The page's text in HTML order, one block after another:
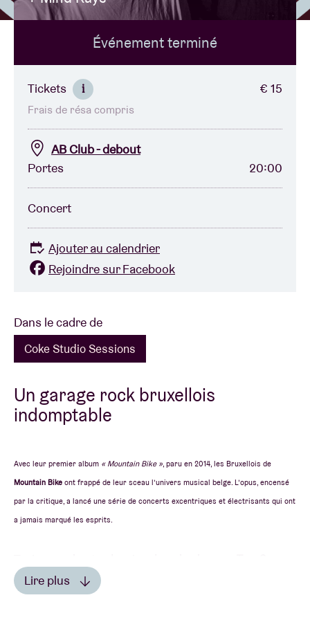
Location de salles
BRDCST
ABtv
Chèque-concert
À propos de l'AB
Contact
Dans le cadre de
Coke Studio Sessions
Un garage rock bruxellois
indomptable
Avec leur premier album « Mountain Bike », paru en 2014, les Bruxellois de
Mountain Bike ont frappé de leur sceau l’univers musical belge. L’opus, encensé
par la critique, a lancé une série de concerts excentriques et électrisants qui ont
a jamais marqué les esprits.
For Any Sorrow »
quatuor renoue avec le son brut et énergique de sa
Lire plus
Événement terminé
Tickets i € 15
Frais de résa compris
AB Club - debout
Portes
20:00
Concert
Ajouter au calendrier
Rejoindre sur Facebook